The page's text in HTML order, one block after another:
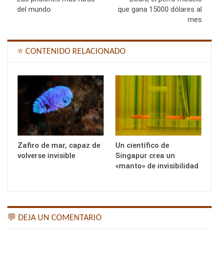
del mundo.
que gana 15000 dólares al
mes
⭐ CONTENIDO RELACIONADO
Zafiro de mar, capaz de
volverse invisible
Un científico de
Singapur crea un
«manto» de invisibilidad
💬 DEJA UN COMENTARIO